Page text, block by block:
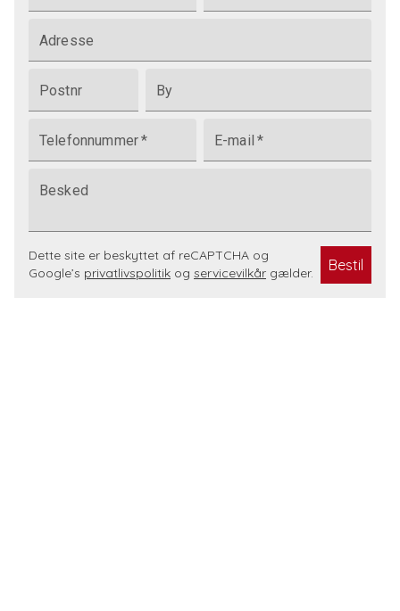
Adresse
Postnr By
Telefonnummer* E-mail *
Besked
Dette site er beskyttet af reCAPTCHA og
Google’s privatlivspolitik og servicevilkår gælder. Bestil